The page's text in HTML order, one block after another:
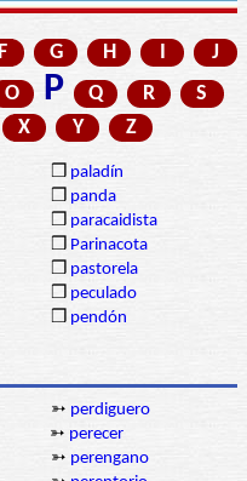
F G H
J
O P Q R
S
X Y Z
❒ paladín
❒ panda
❒ paracaidista
❒ Parinacota
❒ pastorela
❒ peculado
❒ pendón
➳ perdiguero
➳ perecer
➳ perengano